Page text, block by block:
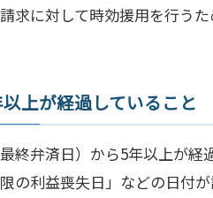
求に対して時効援用を行う
上が経過していること
終弁済日）から5年以上が
の利益喪失日」などの日付